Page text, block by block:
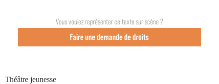
Vous voulez représenter ce texte sur scène ?
Faire une demande de droits
Théâtre jeunesse